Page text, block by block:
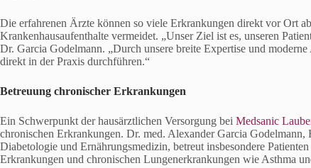
Die erfahrenen Ärzte können so viele Erkrankungen direkt vor Ort
Krankenhausaufenthalte vermeidet. „Unser Ziel ist es, unseren
Dr. Garcia Godelmann. „Durch unsere breite Expertise und
direkt in der Praxis durchführen.“
Betreuung chronischer Erkrankungen
Ein Schwerpunkt der hausärztlichen Versorgung bei Medsanic
chronischen Erkrankungen. Dr. med. Alexander Garcia
Diabetologie und Ernährungsmedizin, betreut insbesondere
Erkrankungen und chronischen Lungenerkrankungen wie Asthma